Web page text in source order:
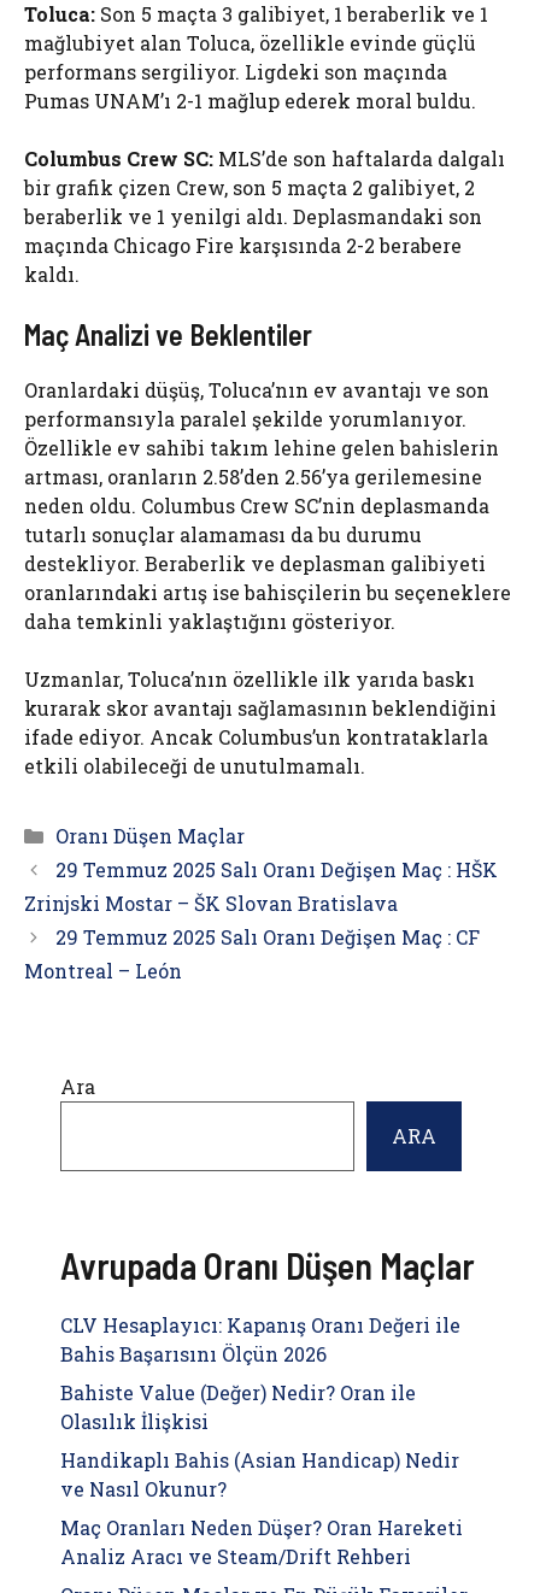
Toluca: Son 5 maçta 3 galibiyet, 1 beraberlik ve 1
mağlubiyet alan Toluca, özellikle evinde güçlü
performans sergiliyor. Ligdeki son maçında
Pumas UNAM’ı 2-1 mağlup ederek moral buldu.
Columbus Crew SC: MLS’de son haftalarda dalgalı
bir grafik çizen Crew, son 5 maçta 2 galibiyet, 2
beraberlik ve 1 yenilgi aldı. Deplasmandaki son
maçında Chicago Fire karşısında 2-2 berabere
kaldı.
Maç Analizi ve Beklentiler
Oranlardaki düşüş, Toluca’nın ev avantajı ve son
performansıyla paralel şekilde yorumlanıyor.
Özellikle ev sahibi takım lehine gelen bahislerin
artması, oranların 2.58’den 2.56’ya gerilemesine
neden oldu. Columbus Crew SC’nin deplasmanda
tutarlı sonuçlar alamaması da bu durumu
destekliyor. Beraberlik ve deplasman galibiyeti
oranlarındaki artış ise bahisçilerin bu seçeneklere
daha temkinli yaklaştığını gösteriyor.
Uzmanlar, Toluca’nın özellikle ilk yarıda baskı
kurarak skor avantajı sağlamasının beklendiğini
ifade ediyor. Ancak Columbus’un kontrataklarla
etkili olabileceği de unutulmamalı.
Kategoriler
Oranı Düşen Maçlar
29 Temmuz 2025 Salı Oranı Değişen Maç : HŠK
Zrinjski Mostar – ŠK Slovan Bratislava
29 Temmuz 2025 Salı Oranı Değişen Maç : CF
Montreal – León
Ara
ARA
Avrupada Oranı Düşen Maçlar
CLV Hesaplayıcı: Kapanış Oranı Değeri ile
Bahis Başarısını Ölçün 2026
Bahiste Value (Değer) Nedir? Oran ile
Olasılık İlişkisi
Handikaplı Bahis (Asian Handicap) Nedir
ve Nasıl Okunur?
Maç Oranları Neden Düşer? Oran Hareketi
Analiz Aracı ve Steam/Drift Rehberi